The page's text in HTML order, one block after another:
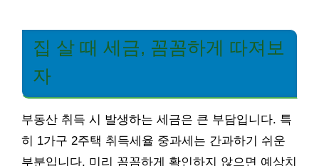
집 살 때 세금, 꼼꼼하게 따져보
자
부동산 취득 시 발생하는 세금은 큰 부담입니다. 특
히 1가구 2주택 취득세율 중과세는 간과하기 쉬운
부분입니다. 미리 꼼꼼하게 확인하지 않으면 예상치